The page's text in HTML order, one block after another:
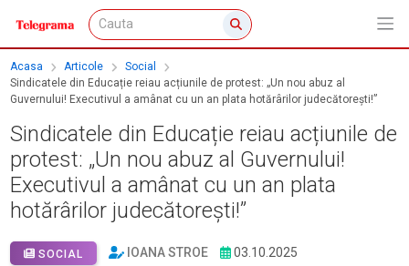
Acasa Articole
Social
Sindicatele din Educație reiau acțiunile de protest: „Un nou abuz al
Guvernului! Executivul a amânat cu un an plata hotărârilor judecătorești!”
Sindicatele din Educație reiau acțiunile de
protest: „Un nou abuz al Guvernului!
Executivul a amânat cu un an plata
hotărârilor judecătorești!”
SOCIAL IOANA STROE 03.10.2025